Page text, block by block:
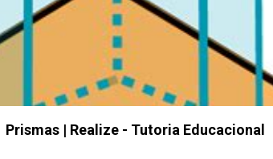
Prismas | Realize - Tutoria Educacional